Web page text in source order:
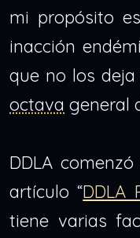
mi propósito
inacción
que no los
octava general
DDLA
artículo “DDLA
tiene varias